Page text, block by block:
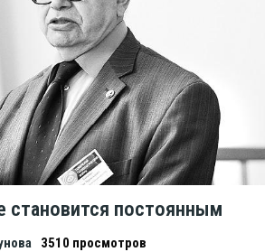
становится постоянным
3510 просмотров